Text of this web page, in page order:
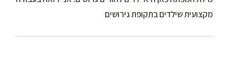
מקצועית שילדים בתקופת גירושים